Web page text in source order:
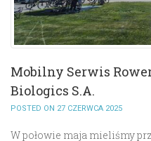
Mobilny Serwis
Biologics S.A.
POSTED ON 27 CZERWCA 2025
W połowie maja mieliśmy